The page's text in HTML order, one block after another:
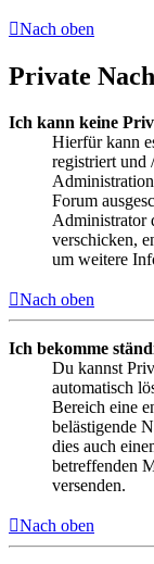
Nach oben
Private
Ich kann keine
Hierfür kann
registriert und
Forum
Administrator
verschicken,
um weitere
Nach oben
Ich bekomme
Du kannst
automatisch
Bereich eine
belästigende
dies auch
betreffenden
versenden.
Nach oben